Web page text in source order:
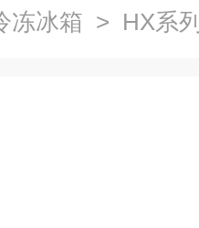
冻冰箱 > HX系